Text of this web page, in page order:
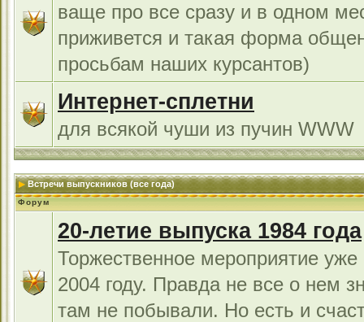
ваще про все сразу и в одном
приживется и такая форма
просьбам наших курсантов)
Интернет-сплетни
для всякой чуши из пучин WWW
Встречи выпускников (все года)
Форум
20-летие выпуска 1984 года
Торжественное мероприятие уже
2004 году. Правда не все о нем
там не побывали. Но есть и